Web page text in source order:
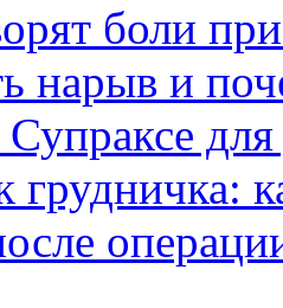
боли
нарыв и
для